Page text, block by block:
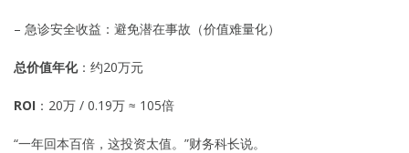
– 急诊安全收益：避免潜在事故（价值难量化）
总价值年化：约20万元
ROI ：20万 / 0.19万 ≈ 105倍
“一年回本百倍，这投资太值。”财务科长说。